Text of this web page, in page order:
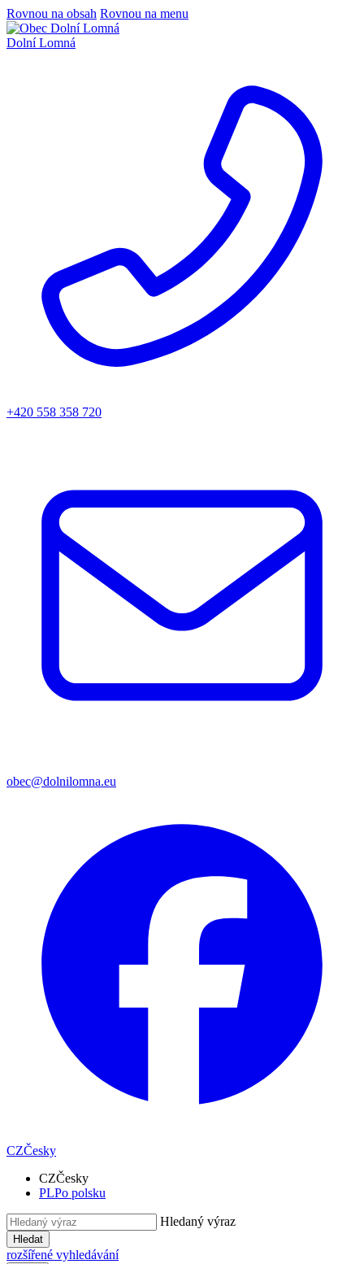
Rovnou na obsah Rovnou na menu
Dolní Lomná
+420 558 358 720
obec@dolnilomna.eu
CZČesky
CZČesky
PLPo polsku
Hledaný výraz
Hledat
rozšířené vyhledávání